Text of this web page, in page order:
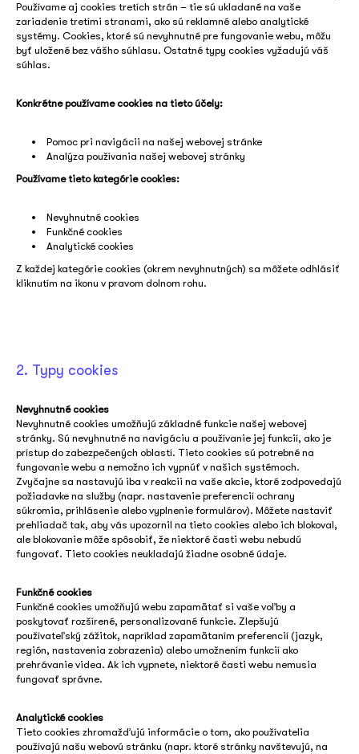
Používame aj cookies tretích strán – tie sú ukladané na vaše
zariadenie tretími stranami, ako sú reklamné alebo analytické
systémy. Cookies, ktoré sú nevyhnutné pre fungovanie webu, môžu
byť uložené bez vášho súhlasu. Ostatné typy cookies vyžadujú váš
súhlas.
Konkrétne používame cookies na tieto účely:
Pomoc pri navigácii na našej webovej stránke
Analýza používania našej webovej stránky
Používame tieto kategórie cookies:
Nevyhnutné cookies
Funkčné cookies
Analytické cookies
Z každej kategórie cookies (okrem nevyhnutných) sa môžete odhlásiť
kliknutím na ikonu v pravom dolnom rohu.
2. Typy cookies
Nevyhnutné cookies
Nevyhnutné cookies umožňujú základné funkcie našej webovej
stránky. Sú nevyhnutné na navigáciu a používanie jej funkcií, ako je
prístup do zabezpečených oblastí. Tieto cookies sú potrebné na
fungovanie webu a nemožno ich vypnúť v našich systémoch.
Zvyčajne sa nastavujú iba v reakcii na vaše akcie, ktoré zodpovedajú
požiadavke na služby (napr. nastavenie preferencií ochrany
súkromia, prihlásenie alebo vyplnenie formulárov). Môžete nastaviť
prehliadač tak, aby vás upozornil na tieto cookies alebo ich blokoval,
ale blokovanie môže spôsobiť, že niektoré časti webu nebudú
fungovať. Tieto cookies neukladajú žiadne osobné údaje.
Funkčné cookies
Funkčné cookies umožňujú webu zapamätať si vaše voľby a
poskytovať rozšírené, personalizované funkcie. Zlepšujú
používateľský zážitok, napríklad zapamätaním preferencií (jazyk,
región, nastavenia zobrazenia) alebo umožnením funkcií ako
prehrávanie videa. Ak ich vypnete, niektoré časti webu nemusia
fungovať správne.
Analytické cookies
Tieto cookies zhromažďujú informácie o tom, ako používatelia
používajú našu webovú stránku (napr. ktoré stránky navštevujú, na